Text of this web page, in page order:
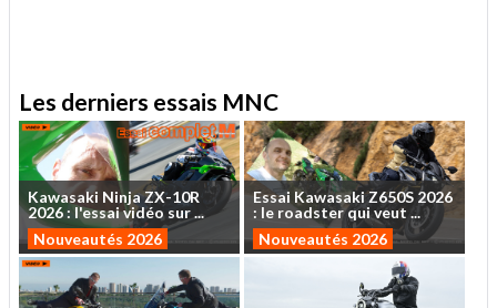
Les derniers essais MNC
Kawasaki NinjaZX-10R
2026: l'essaividéo sur...
Nouveautés 2026
Essai KawasakiZ650S 2026
: le roadsterquiveut ...
Nouveautés 2026